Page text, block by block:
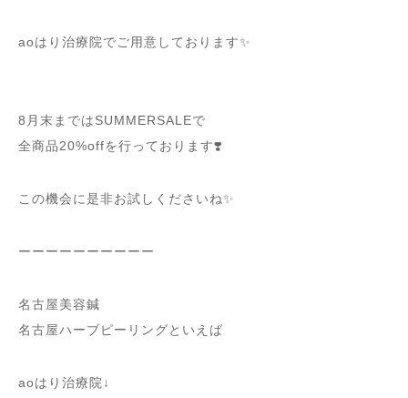
aoはり治療院でご用意しております✨
8月末まではSUMMERSALEで
全商品20%offを行っております❣️
この機会に是非お試しくださいね✨
ーーーーーーーーーー
名古屋美容鍼
名古屋ハーブピーリングといえば
aoはり治療院↓